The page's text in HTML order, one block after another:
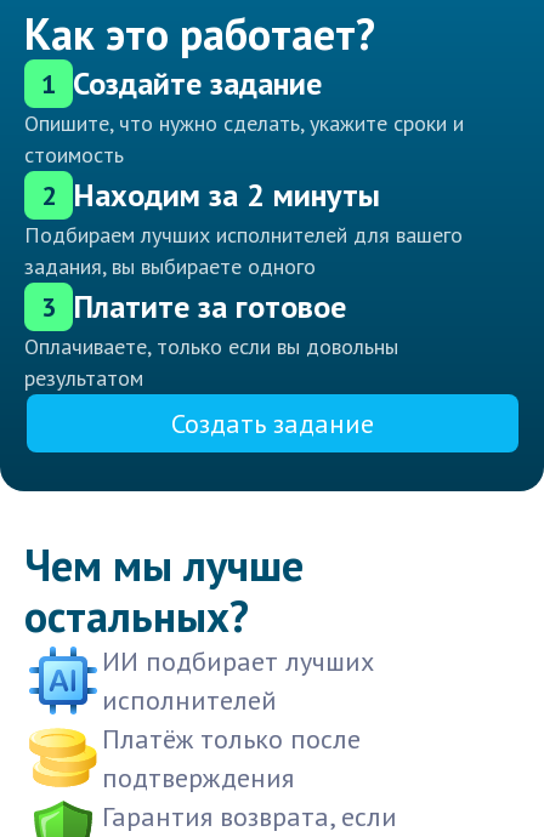
Как это работает?
1 Создайте задание
Опишите, что нужно сделать, укажите сроки и
стоимость
2 Находим за 2 минуты
Подбираем лучших исполнителей для вашего
задания, вы выбираете одного
3 Платите за готовое
Оплачиваете, только если вы довольны
результатом
Создать задание
Чем мы лучше
остальных?
ИИ подбирает лучших
исполнителей
Платёж только после
подтверждения
Гарантия возврата, если